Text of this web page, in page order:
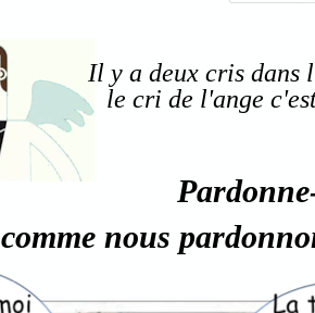
comme nous
Il y a deux cris dans
le cri de l'ange